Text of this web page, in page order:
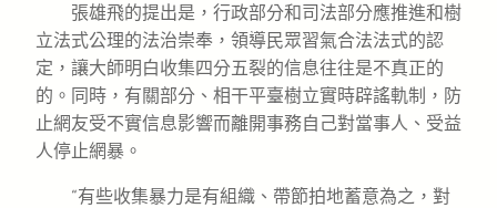
張雄飛的提出是，行政部分和司法部分應推進和樹
立法式公理的法治崇奉，領導民眾習氣合法法式的認
定，讓大師明白收集四分五裂的信息往往是不真正的
的。同時，有關部分、相干平臺樹立實時辟謠軌制，防
止網友受不實信息影響而離開事務自己對當事人、受益
人停止網暴。
“有些收集暴力是有組織、帶節拍地蓄意為之，對